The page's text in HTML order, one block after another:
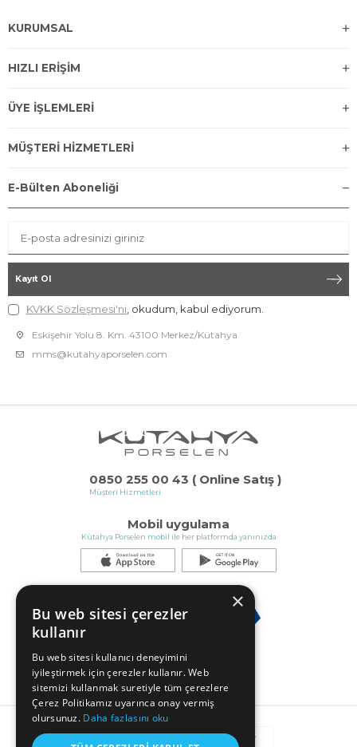
0850 255 00 43 ( Online Satış )
Müşteri Hizmetleri
Mobil uygulama
Kütahya Porselen mobil ile her platformda yanınızda
KURUMSAL
HIZLI ERİŞİM
ÜYE İŞLEMLERİ
MÜŞTERİ HİZMETLERİ
E-Bülten Aboneliği
Kayıt Ol
KVKK Sözleşmesi'ni , okudum, kabul ediyorum.
Eskişehir Yolu 8. Km. 43100 Merkez/Kütahya
mms@kutahyaporselen.com
×
Bu web sitesi çerezler
kullanır
Bu web sitesi kullanıcı deneyimini
iyileştirmek için çerezler kullanır. Web
sitemizi kullanmak suretiyle tüm çerezlere
Çerez Politikamız uyarınca onay vermiş
olursunuz. Daha fazlasını oku